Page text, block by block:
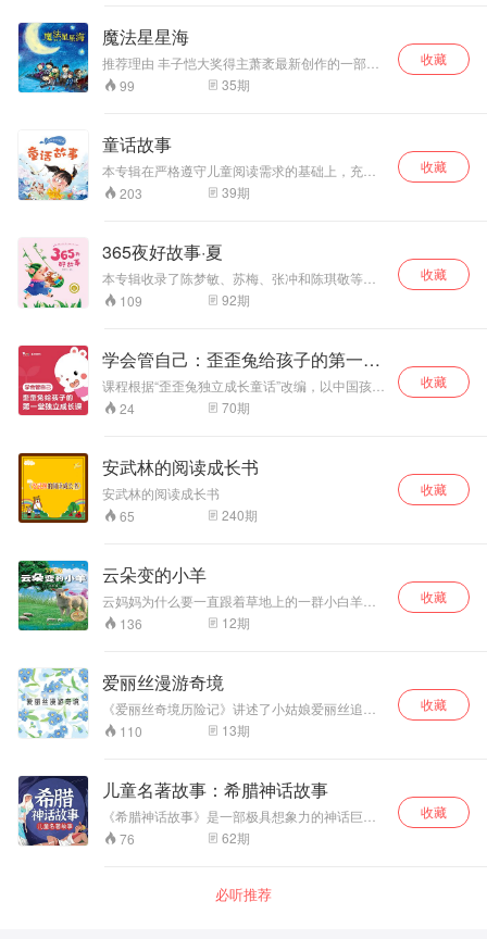
屠杀它们的人类进行着艰难的认识和思考。
魔法星星海
推荐理由 丰子恺大奖得主萧袤最新创作的一部长
篇奇幻童话有声版。 故事梗概 七个小书虫一字儿
排开，坐在银河边钓星星。钓星星也像钓鱼一
的、风干的、带有香味儿的字。喜欢吃字的、像
鱼儿一样五彩缤纷的水星星，可不是八大行星里
的水星哦，因为保不准哪颗里面就有着能使人获
得“愿望能力”晶莹剔透的星星核呢！为了这些神秘
强大的星星核，天界里神通广大却因缺失愿望许
情的小书虫间，碰撞出一串串惊天动地又幽默感
人的故事……让我们一起聆听这个有关勇气、梦
想、坚持、守护、爱，充满成长智慧和诸多中国
传统文化元素的精彩童话世界吧！ 作者简介 萧
国家文化部蒲公英奖、国家图书馆文津图书奖、
童文学新作奖大奖、冰心儿童图书奖、张天翼童
话寓言奖、丰子恺儿童图画书奖等多种奖项，并
员 糖小糖、小火柴、小靓姐姐等；
99 35期
收藏
童话故事
本专辑在严格遵守儿童阅读需求的基础上，充分
考虑学前儿童的阅读水平和启蒙要求，精选了具
有代表性的、适合学前儿童阅读的经典童话篇
203 39期
收藏
365夜好故事·夏
本专辑收录了陈梦敏、苏梅、张冲和陈琪敬等多
位名家共九十多篇作品。这些作品以夏季为背
景，用优美的语言和动人的情节，讲述动物与动
了一个想象力丰富、情感纯净、文字优美、充满
笑声和温情的童话世界。在日复一日的快乐学习
中，孩子可以认知季节，理解夏长，学会用心感
受和善待自然，积累为人处世的智慧，培养优良
的品德，提升观察、想象和表达的能力。
109 92期
收藏
学会管自己：歪歪兔给孩子的第一堂
独立成长课
课程根据“歪歪兔独立成长童话”改编，以中国孩子
爱听、情节精彩的故事为基础拓展，抓住孩子从
幼儿过渡到小学时期的心理发展特点设计，回答
并结合故事情节和人物角色引导孩子进行哲学思
辨，帮助孩子在智力、语言、认知、社会性、个
性等领域均衡发展，拥有高情商、高智商、高逆
商，课程将陪伴孩子快乐成长、收获成功，做一
个心理健康、心智完整、人格健全的人。
24 70期
收藏
安武林的阅读成长书
安武林的阅读成长书
65
240期
收藏
云朵变的小羊
云妈妈为什么要一直跟着草地上的一群小白羊？
傻大熊种的哪一种西瓜好吃？小熊冬眠醒来，发
生了什么事？小熊渐渐长大，他是不是能帮妈妈
怎样的惊喜呢？急匆匆先生和慢吞吞先生，你喜
欢谁？你觉得大象适合当消防员吗？乌鸦这回有
没有上狐狸的当呢？阿笨猫藏钥匙的方法究竟好
不好？好玩的故事，有趣的汉字，快来听冰波的
《云朵变的小羊》吧！
136 12期
收藏
爱丽丝漫游奇境
《爱丽丝奇境历险记》讲述了小姑娘爱丽丝追赶
一只揣着怀表、会说话的白兔，掉进了一个兔子
洞，由此坠入了神奇的地下世界。在这个奇幻疯
她不断探险，同时又不断追问“我是谁”，在探险的
同时不断认识自我，不断成长，终于成长为一
个“大”姑娘的时候，猛然惊醒，才发现原来这一切
都是自己的一个梦境。
110 13期
收藏
儿童名著故事：希腊神话故事
《希腊神话故事》是一部极具想象力的神话巨
著，一曲富有传奇色彩的英雄史诗，一幅生动的
古希腊社会生活画卷。希腊神话流传至今，已有
曲折的故事情节，深受世界各地读者的欢迎。 本
专辑主要内容包括神的故事、英雄传说和特洛伊
76 62期
收藏
必听推荐